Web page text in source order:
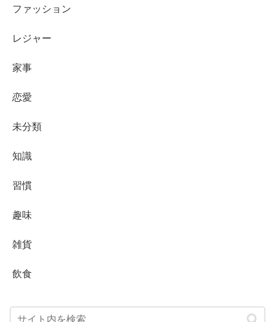
ファッション
レジャー
家事
恋愛
未分類
知識
習慣
趣味
雑貨
飲食